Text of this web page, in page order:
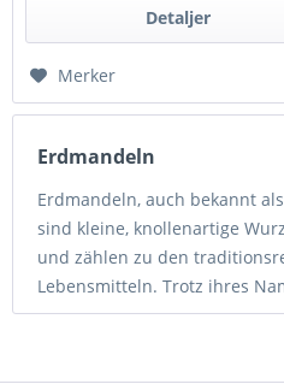
Detaljer
Merker
Erdmandeln
Erdmandeln, auch bekannt
sind kleine, knollenartige
und zählen zu den
Lebensmitteln. Trotz ihres